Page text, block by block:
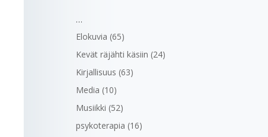
…
Elokuvia (65)
Kevät räjähti käsiin (24)
Kirjallisuus (63)
Media (10)
Musiikki (52)
psykoterapia (16)